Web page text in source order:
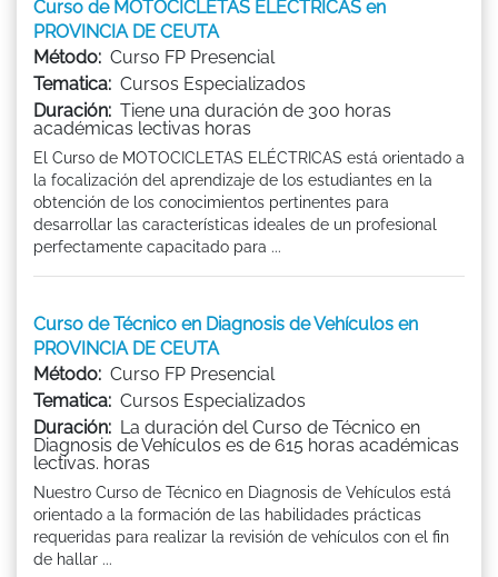
Curso de MOTOCICLETAS ELÉCTRICAS en
PROVINCIA DE CEUTA
Método: Curso FP Presencial
Tematica: Cursos Especializados
Duración: Tiene una duración de 300 horas
académicas lectivas horas
El Curso de MOTOCICLETAS ELÉCTRICAS está orientado a
la focalización del aprendizaje de los estudiantes en la
obtención de los conocimientos pertinentes para
desarrollar las características ideales de un profesional
perfectamente capacitado para ...
Curso de Técnico en Diagnosis de Vehículos en
PROVINCIA DE CEUTA
Método: Curso FP Presencial
Tematica: Cursos Especializados
Duración: La duración del Curso de Técnico en
Diagnosis de Vehículos es de 615 horas académicas
lectivas. horas
Nuestro Curso de Técnico en Diagnosis de Vehículos está
orientado a la formación de las habilidades prácticas
requeridas para realizar la revisión de vehículos con el fin
de hallar ...